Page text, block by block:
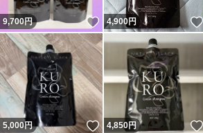
9,700円 いいね！
4,900円
5,000円 いいね！
4,850円